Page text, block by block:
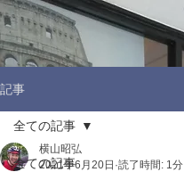
記事
全ての記事
全ての記事
横山昭弘
2021年6月20日 読了時間: 1分